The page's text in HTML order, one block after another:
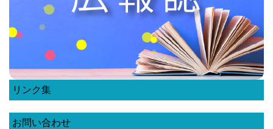
リンク集
お問い合わせ